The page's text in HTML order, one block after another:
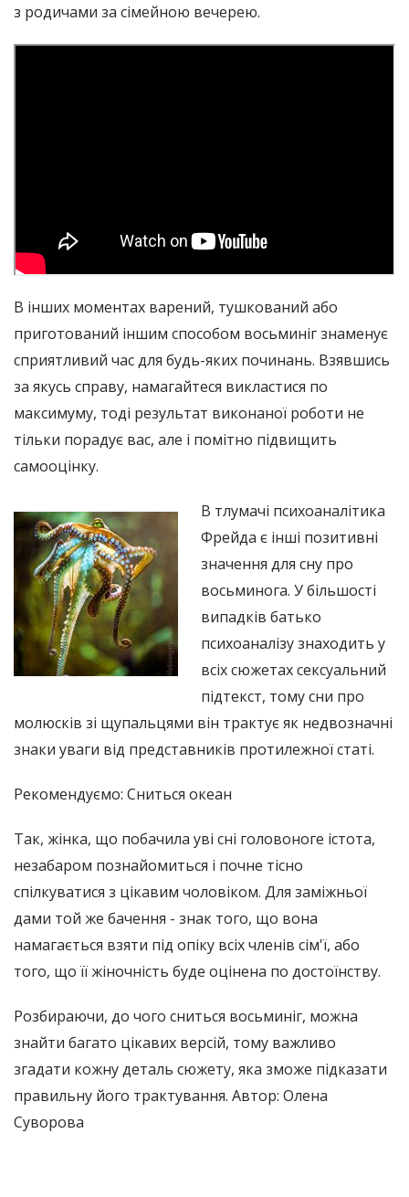
з родичами за сімейною вечерею.
В інших моментах варений, тушкований або
приготований іншим способом восьминіг знаменує
сприятливий час для будь-яких починань. Взявшись
за якусь справу, намагайтеся викластися по
максимуму, тоді результат виконаної роботи не
тільки порадує вас, але і помітно підвищить
самооцінку.
В тлумачі психоаналітика
Фрейда є інші позитивні
значення для сну про
восьминога. У більшості
випадків батько
психоаналізу знаходить у
всіх сюжетах сексуальний
підтекст, тому сни про
молюсків зі щупальцями він трактує як недвозначні
знаки уваги від представників протилежної статі.
Рекомендуємо: Сниться океан
Так, жінка, що побачила уві сні головоноге істота,
незабаром познайомиться і почне тісно
спілкуватися з цікавим чоловіком. Для заміжньої
дами той же бачення - знак того, що вона
намагається взяти під опіку всіх членів сім'ї, або
того, що її жіночність буде оцінена по достоїнству.
Розбираючи, до чого сниться восьминіг, можна
знайти багато цікавих версій, тому важливо
згадати кожну деталь сюжету, яка зможе підказати
правильну його трактування. Автор: Олена
Суворова